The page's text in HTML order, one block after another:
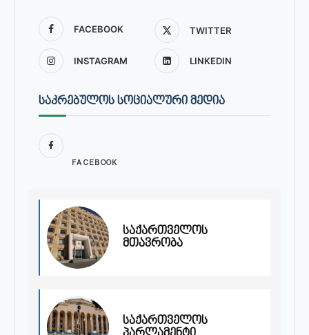
FACEBOOK TWITTER
INSTAGRAM LINKEDIN
ᲡᲐᲙᲠᲔᲑᲣᲚᲝᲡ ᲡᲝᲪᲘᲐᲚᲣᲠᲘ ᲛᲔᲓᲘᲐ
FACEBOOK
საქართველოს
მთავრობა
საქართველოს